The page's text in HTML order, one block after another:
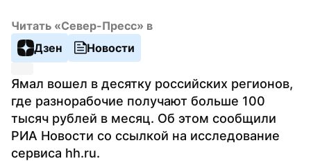
Читать «Север-Пресс» в
Дзен
Новости
Ямал вошел в десятку российских регионов,
где разнорабочие получают больше 100
тысяч рублей в месяц. Об этом сообщили
РИА Новости со ссылкой на исследование
сервиса hh.ru.